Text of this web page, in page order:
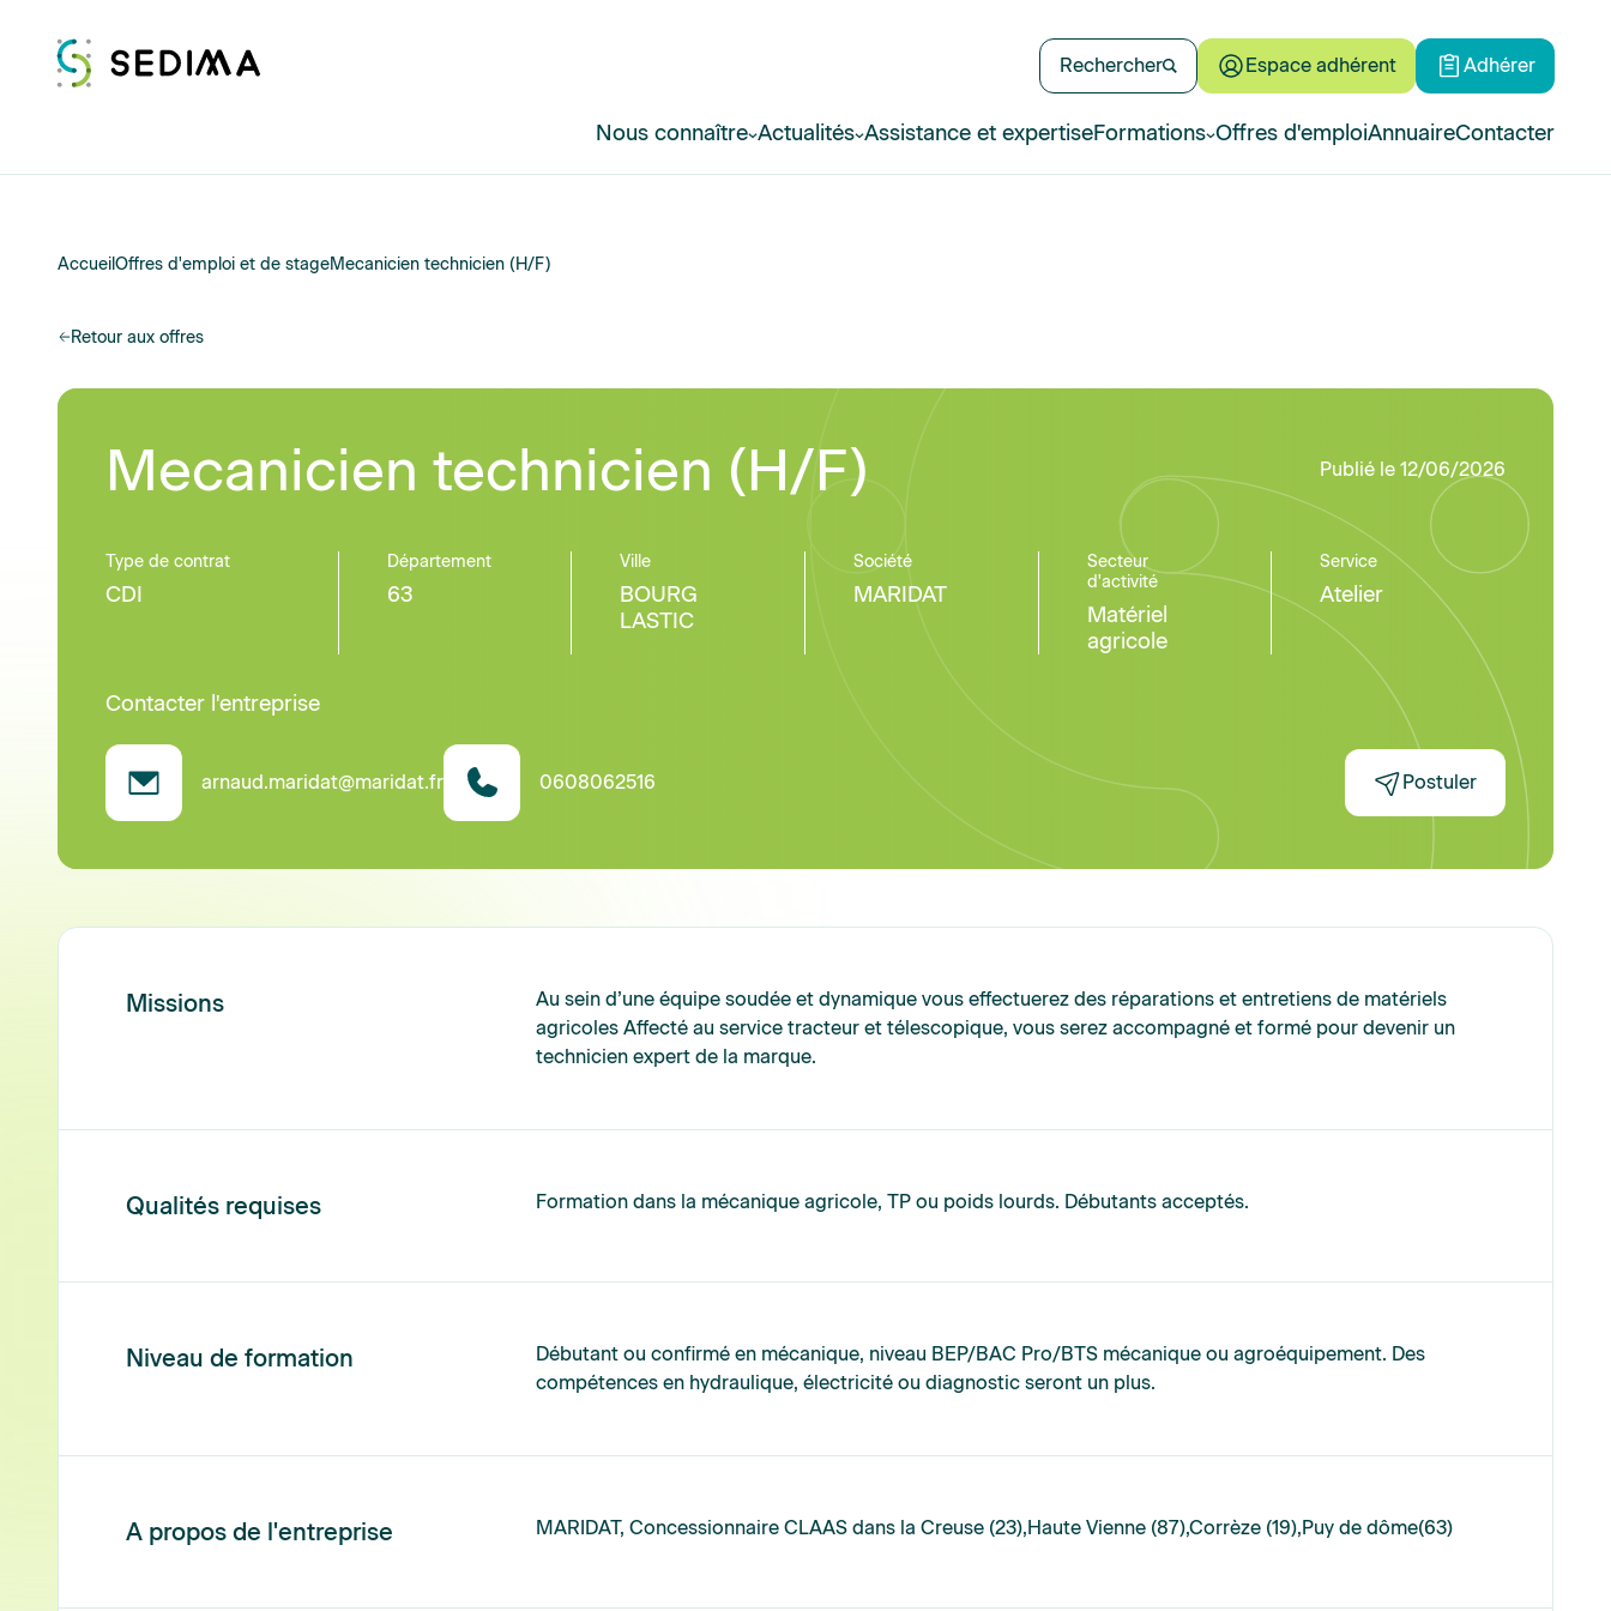
Rechercher Espace adhérent Adhérer
Nous connaître Actualités Assistance et expertiseFormations Offres d'emploiAnnuaireContacter
AccueilOffres d'emploi et de stageMecanicien technicien (H/F)
Retour aux offres
Mecanicien technicien (H/F) Publié le 12/06/2026
Type de contrat
CDI
Département
63
Ville
BOURG
LASTIC
Société
MARIDAT
Secteur
d'activité
Matériel
agricole
Service
Atelier
Contacter l'entreprise
arnaud.maridat@maridat.fr 0608062516 Postuler
Missions
Au sein d’une équipe soudée et dynamique vous effectuerez des réparations et entretiens de matériels
agricoles Affecté au service tracteur et télescopique, vous serez accompagné et formé pour devenir un
technicien expert de la marque.
Qualités requises Formation dans la mécanique agricole, TP ou poids lourds. Débutants acceptés.
Niveau de formation
Débutant ou confirmé en mécanique, niveau BEP/BAC Pro/BTS mécanique ou agroéquipement. Des
compétences en hydraulique, électricité ou diagnostic seront un plus.
A propos de l'entreprise MARIDAT, Concessionnaire CLAAS dans la Creuse (23),Haute Vienne (87),Corrèze (19),Puy de dôme(63)